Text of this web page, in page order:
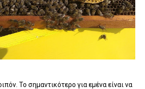
Το σημαντικότερο για εμένα είναι να